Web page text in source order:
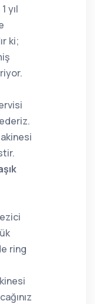
yıl
ki;
ring